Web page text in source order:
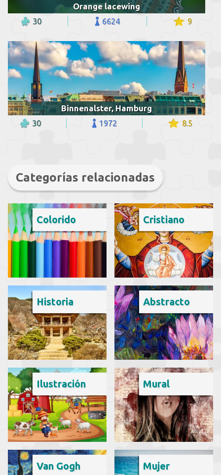
Orange lacewing
30 6624 9
Binnenalster, Hamburg
30 1972 8.5
Categorías relacionadas
Colorido Cristiano
Historia Abstracto
Ilustración Mural
Van Gogh Mujer